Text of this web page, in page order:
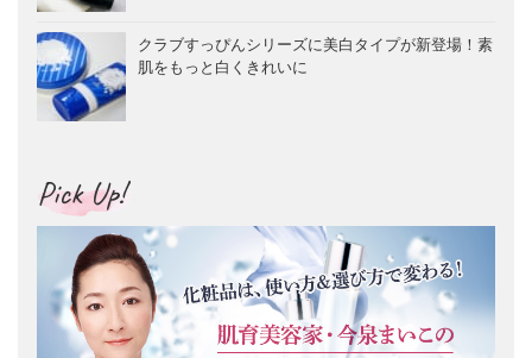
クラブすっぴんシリーズに美白タイプが新登場！素
肌をもっと白くきれいに
Pick Up!